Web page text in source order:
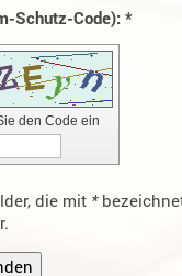
Captcha (Spam-Schutz-Code): *
den Code ein
die mit *